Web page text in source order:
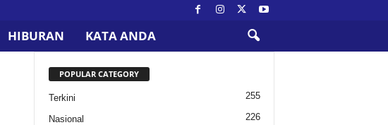
HIBURAN KATA ANDA
POPULAR CATEGORY
Terkini 255
Nasional 226